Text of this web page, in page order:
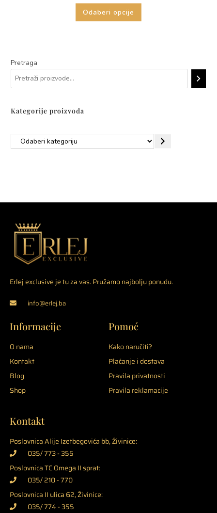
Odaberi opcije
Pretraga
Kategorije proizvoda
Erlej exclusive je tu za vas. Pružamo najbolju ponudu.
info@erlej.ba
Informacije
O nama
Kontakt
Blog
Shop
Pomoć
Kako naručiti?
Plaćanje i dostava
Pravila privatnosti
Pravila reklamacije
Kontakt
Poslovnica Alije Izetbegovića bb, Živinice:
035/ 773 - 355
Poslovnica TC Omega II sprat:
035/ 210 - 770
Poslovnica II ulica 62, Živinice:
035/ 774 - 355